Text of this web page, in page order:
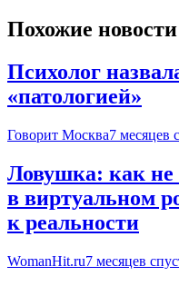
Похожие новости
Психолог
«патологией»
Говорит Москва7 месяцев
Ловушка: как не
в виртуальном
к реальности
WomanHit.ru7 месяцев